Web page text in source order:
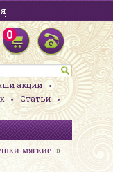
0
акции
Статьи
мягкие